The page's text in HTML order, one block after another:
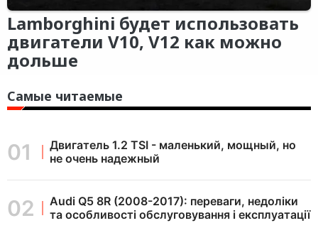
Lamborghini будет использовать
двигатели V10, V12 как можно
дольше
Самые читаемые
Двигатель 1.2 TSI - маленький, мощный, но
не очень надежный
Audi Q5 8R (2008-2017): переваги, недоліки
та особливості обслуговування і експлуатації